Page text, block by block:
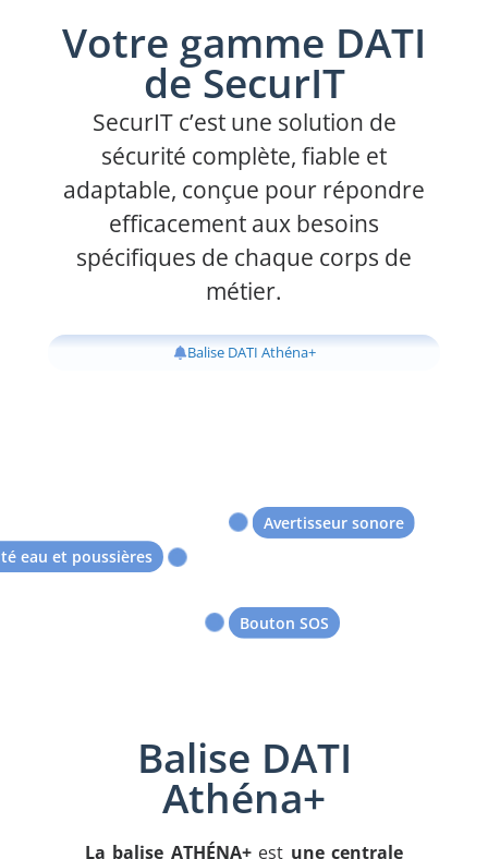
Votre gamme DATI
de SecurIT
SecurIT c’est une solution de
sécurité complète, fiable et
adaptable, conçue pour répondre
efficacement aux besoins
spécifiques de chaque corps de
métier.
Balise DATI Athéna+
Bouton SOS
Avertisseur sonore
eau et poussières
Balise DATI
Athéna+
La balise ATHÉNA+ est une centrale